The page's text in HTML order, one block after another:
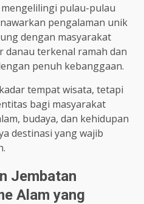
pulau-pulau
pengalaman unik
dengan masyarakat
danau terkenal ramah dan
penuh kebanggaan.
tempat wisata, tetapi
bagi masyarakat
budaya, dan kehidupan
destinasi yang wajib
Jembatan
Alam yang